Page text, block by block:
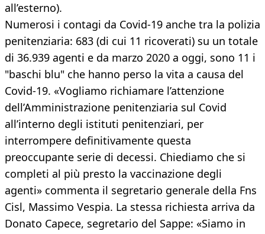
all’esterno).
Numerosi i contagi da Covid-19 anche tra la polizia
penitenziaria: 683 (di cui 11 ricoverati) su un totale
di 36.939 agenti e da marzo 2020 a oggi, sono 11 i
"baschi blu" che hanno perso la vita a causa del
Covid-19. «Vogliamo richiamare l’attenzione
dell’Amministrazione penitenziaria sul Covid
all’interno degli istituti penitenziari, per
interrompere definitivamente questa
preoccupante serie di decessi. Chiediamo che si
completi al più presto la vaccinazione degli
agenti» commenta il segretario generale della Fns
Cisl, Massimo Vespia. La stessa richiesta arriva da
Donato Capece, segretario del Sappe: «Siamo in